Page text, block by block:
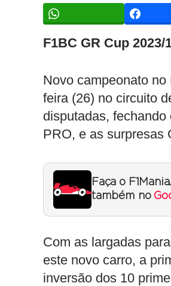
F1BC GR Cup
Novo campeonato
feira (26) no circuito
disputadas,
PRO, e as surpresas
Faça o
também no
Com as largadas
este novo carro, a
inversão dos 10